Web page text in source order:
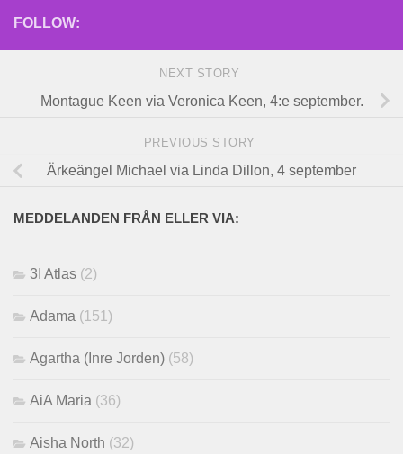
FOLLOW:
NEXT STORY
Montague Keen via Veronica Keen, 4:e september.
PREVIOUS STORY
Ärkeängel Michael via Linda Dillon, 4 september
MEDDELANDEN FRÅN ELLER VIA:
3I Atlas (2)
Adama (151)
Agartha (Inre Jorden) (58)
AiA Maria (36)
Aisha North (32)